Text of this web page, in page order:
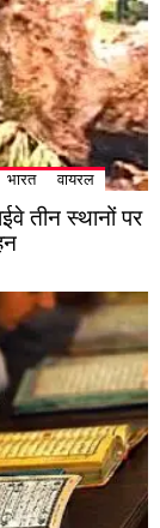
भारत वायरल
तीन स्थानों पर